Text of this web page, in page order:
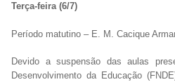
Terça-feira (6/7)
Período matutino – E. M. Cacique
Devido a suspensão das aulas
Desenvolvimento da Educação